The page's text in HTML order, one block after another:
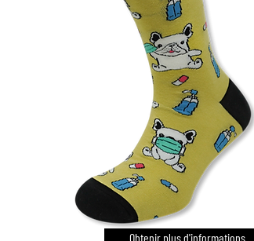
Obtenir plus d'informations